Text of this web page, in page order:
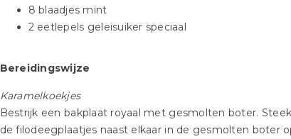
8 blaadjes mint
2 eetlepels geleisuiker speciaal
Bereidingswijze
Karamelkoekjes
Bestrijk een bakplaat royaal met gesmolten boter.
de filodeegplaatjes naast elkaar in de gesmolten boter